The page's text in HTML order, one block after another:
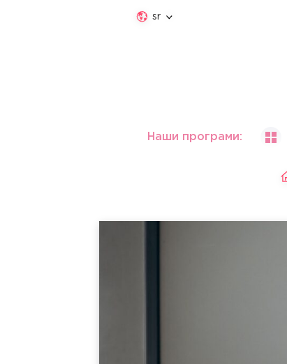
sr
Наши програми: